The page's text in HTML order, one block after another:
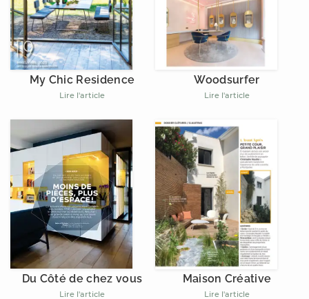
My Chic Residence
Lire l'article
Woodsurfer
Lire l'article
Du Côté de chez vous
Lire l'article
Maison Créative
Lire l'article